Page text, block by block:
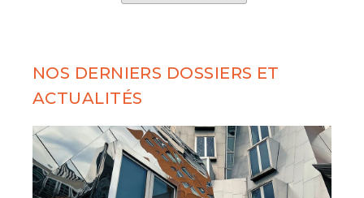
NOS DERNIERS DOSSIERS ET
ACTUALITÉS